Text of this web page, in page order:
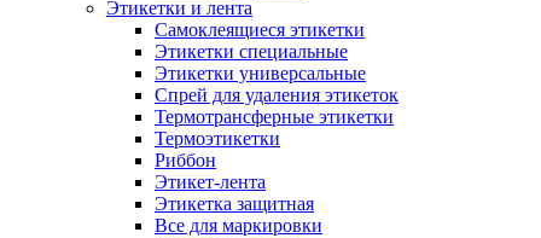
Этикетки и лента
Самоклеящиеся этикетки
Этикетки специальные
Этикетки универсальные
Спрей для удаления этикеток
Термотрансферные этикетки
Термоэтикетки
Риббон
Этикет-лента
Этикетка защитная
Все для маркировки